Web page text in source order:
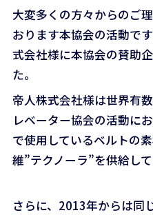
大変多くの方々からのご
おります本協会の活動で
式会社様に本協会の賛助
た。
帝人株式会社様は世界有
レベーター協会の活動に
で使用しているベルトの
維”テクノーラ”を供給して
さらに、2013年からは同